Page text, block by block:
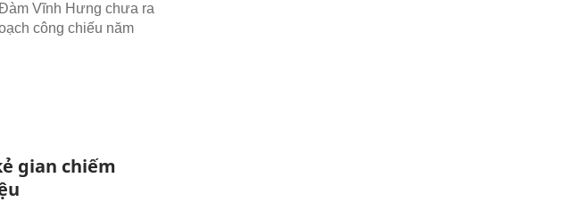
Vĩnh Hưng chưa ra
công chiếu năm
gian chiếm